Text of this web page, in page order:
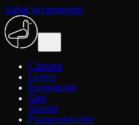
Saltar al contenido
Cámara
Lentes
Iluminación
Grip
Sonido
Postproducción